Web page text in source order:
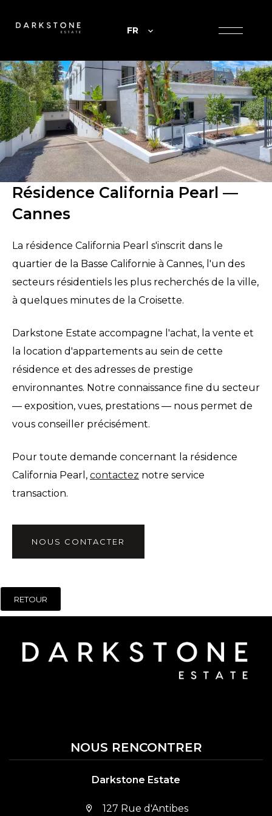
FR
Résidence California Pearl —
Cannes
La résidence California Pearl s'inscrit dans le
quartier de la Basse Californie à Cannes, l'un des
secteurs résidentiels les plus recherchés de la ville,
à quelques minutes de la Croisette.
Darkstone Estate accompagne l'achat, la vente et
la location d'appartements au sein de cette
résidence et des adresses de prestige
environnantes. Notre connaissance fine du secteur
— exposition, vues, prestations — nous permet de
vous conseiller précisément.
Pour toute demande concernant la résidence
California Pearl, contactez notre service
transaction.
NOUS CONTACTER
RETOUR
NOUS RENCONTRER
Darkstone Estate
127 Rue d'Antibes